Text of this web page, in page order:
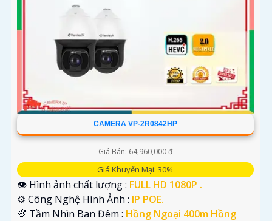
CAMERA VP-2R0842HP
Giá Bán: 64,960,000 ₫
Giá Khuyến Mại: 30%
👁 Hình ảnh chất lượng : FULL HD 1080P .
⚙ Công Nghệ Hình Ảnh : IP POE.
🌈 Tầm Nhìn Ban Đêm : Hồng Ngoại 400m Hồng